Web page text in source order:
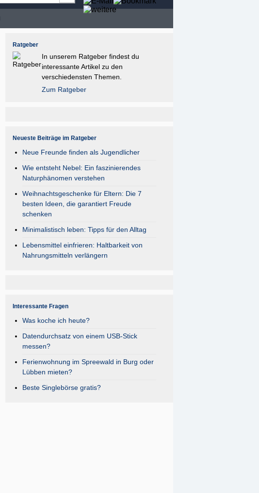
Ratgeber
In unserem Ratgeber findest du
interessante Artikel zu den
verschiedensten Themen.
Zum Ratgeber
Neueste Beiträge im Ratgeber
Neue Freunde finden als Jugendlicher
Wie entsteht Nebel: Ein faszinierendes
Naturphänomen verstehen
Weihnachtsgeschenke für Eltern: Die 7
besten Ideen, die garantiert Freude
schenken
Minimalistisch leben: Tipps für den Alltag
Lebensmittel einfrieren: Haltbarkeit von
Nahrungsmitteln verlängern
Interessante Fragen
Was koche ich heute?
Datendurchsatz von einem USB-Stick
messen?
Ferienwohnung im Spreewald in Burg oder
Lübben mieten?
Beste Singlebörse gratis?